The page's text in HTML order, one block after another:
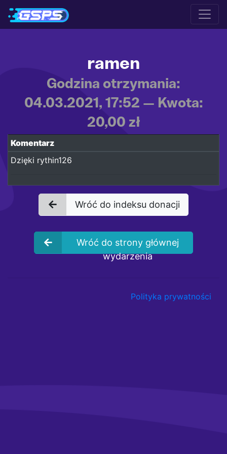
ramen
Godzina otrzymania:
04.03.2021, 17:52 — Kwota:
20,00 zł
Komentarz
Dzięki rythin126
Wróć do indeksu donacji
Wróć do strony głównej
wydarzenia
Polityka prywatności